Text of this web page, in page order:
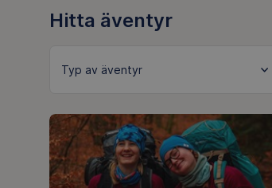
Hitta äventyr